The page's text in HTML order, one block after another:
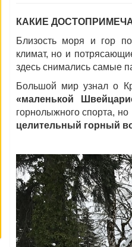
КАКИЕ
Близость моря и гор
климат, но и
здесь снимались самые
Большой мир узнал о
«маленькой
горнолыжного спорта,
целительный горный